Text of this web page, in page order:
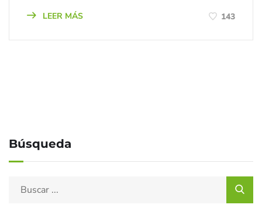
LEER MÁS 143
Búsqueda